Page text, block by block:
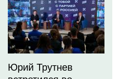
Юрий Трутнев